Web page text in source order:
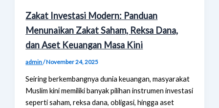
Zakat Investasi Modern: Panduan
Menunaikan Zakat Saham, Reksa Dana,
dan Aset Keuangan Masa Kini
admin/November 24, 2025
Seiring berkembangnya dunia keuangan, masyarakat
Muslim kini memiliki banyak pilihan instrumen investasi
seperti saham, reksa dana, obligasi, hingga aset